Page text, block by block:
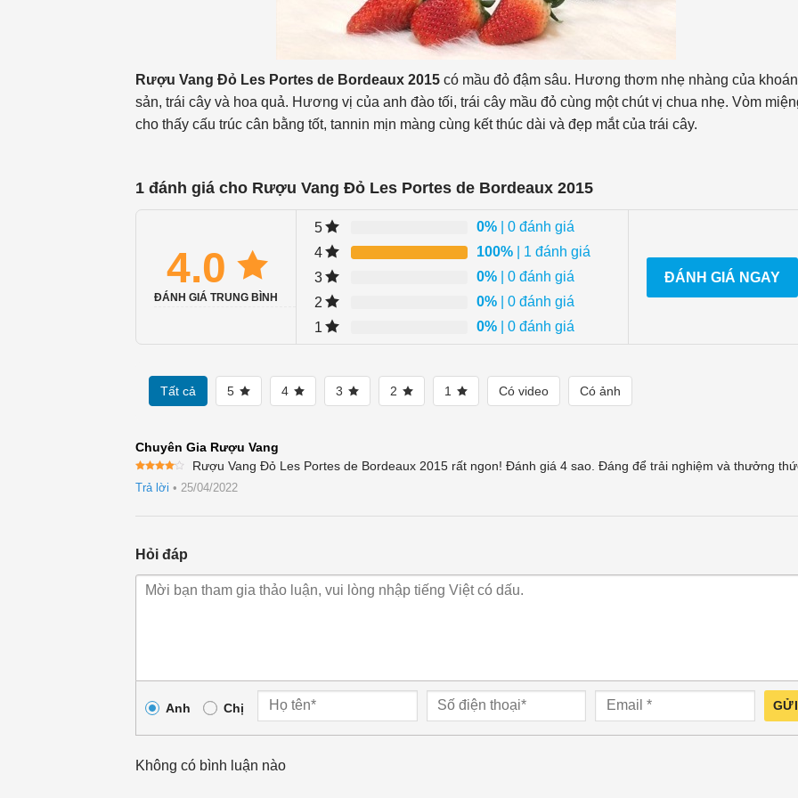
Rượu Vang Đỏ Les Portes de Bordeaux 2015 có mầu đỏ đậm sâu. Hương thơm nhẹ nhàng của
sản, trái cây và hoa quả. Hương vị của anh đào tối, trái cây mầu đỏ cùng một chút vị chua nhẹ. Vòm
cho thấy cấu trúc cân bằng tốt, tannin mịn màng cùng kết thúc dài và đẹp mắt của trái cây.
1 đánh giá cho Rượu Vang Đỏ Les Portes de Bordeaux 2015
4.0
ĐÁNH GIÁ TRUNG BÌNH
5 0% | 0 đánh giá
4
100% | 1 đánh giá
3
0% | 0 đánh giá
2
0% | 0 đánh giá
1
0% | 0 đánh giá
ĐÁNH GIÁ NGAY
Tất cả 5 4 3 2 1 Có video Có ảnh
Chuyên Gia Rượu Vang
xếp
Rượu Vang Đỏ Les Portes de Bordeaux 2015 rất ngon! Đánh giá 4 sao. Đáng để trải nghiệm và thưởng
Trả lời • 25/04/2022
Hỏi đáp
Anh Chị GỬI
Không có bình luận nào